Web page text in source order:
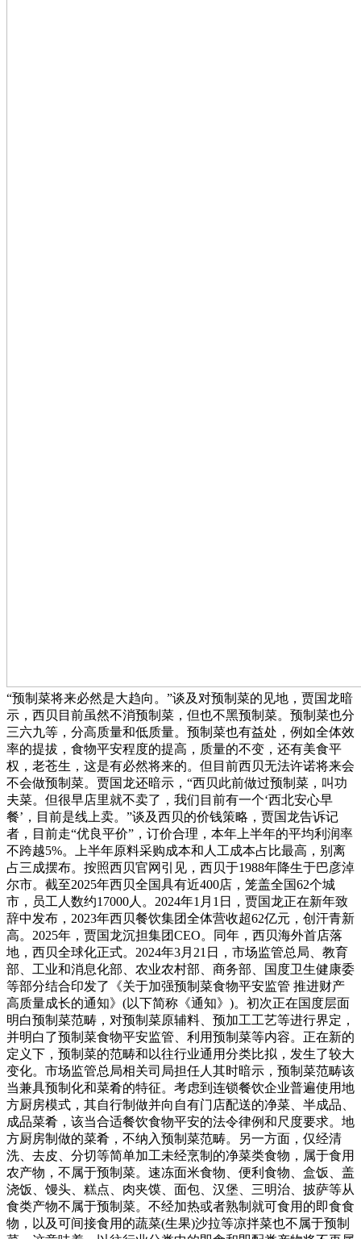
“预制菜将来必然是大趋向。”谈及对预制菜的见地，贾国龙暗
示，西贝目前虽然不消预制菜，但也不黑预制菜。预制菜也分
三六九等，分高质量和低质量。预制菜也有益处，例如全体效
率的提拔，食物平安程度的提高，质量的不变，还有美食平
权，老苍生，这是有必然将来的。但目前西贝无法许诺将来会
不会做预制菜。贾国龙还暗示，“西贝此前做过预制菜，叫功
夫菜。但很早店里就不卖了，我们目前有一个‘西北安心早
餐’，目前是线上卖。”谈及西贝的价钱策略，贾国龙告诉记
者，目前走“优良平价”，订价合理，本年上半年的平均利润率
不跨越5%。上半年原料采购成本和人工成本占比最高，别离
占三成摆布。按照西贝官网引见，西贝于1988年降生于巴彦淖
尔市。截至2025年西贝全国具有近400店，笼盖全国62个城
市，员工人数约17000人。2024年1月1日，贾国龙正在新年致
辞中发布，2023年西贝餐饮集团全体营收超62亿元，创汗青新
高。2025年，贾国龙沉担集团CEO。同年，西贝海外首店落
地，西贝全球化正式。2024年3月21日，市场监管总局、教育
部、工业和消息化部、农业农村部、商务部、国度卫生健康委
等部分结合印发了《关于加强预制菜食物平安监管 推进财产
高质量成长的通知》(以下简称《通知》)。初次正在国度层面
明白预制菜范畴，对预制菜原辅料、预加工工艺等进行界定，
并明白了预制菜食物平安监管、利用预制菜等内容。正在新的
定义下，预制菜的范畴和以往行业通用分类比拟，发生了较大
变化。市场监管总局相关司局担任人其时暗示，预制菜范畴该
当兼具预制化和菜肴的特征。考虑到连锁餐饮企业普遍使用地
方厨房模式，其自行制做并向自有门店配送的净菜、半成品、
成品菜肴，该当合适餐饮食物平安的法令律例和尺度要求。地
方厨房制做的菜肴，不纳入预制菜范畴。另一方面，仅经清
洗、去皮、分切等简单加工未经烹制的净菜类食物，属于食用
农产物，不属于预制菜。速冻面米食物、便利食物、盒饭、盖
浇饭、馒头、糕点、肉夹馍、面包、汉堡、三明治、披萨等从
食类产物不属于预制菜。不经加热或者熟制就可食用的即食食
物，以及可间接食用的蔬菜(生果)沙拉等凉拌菜也不属于预制